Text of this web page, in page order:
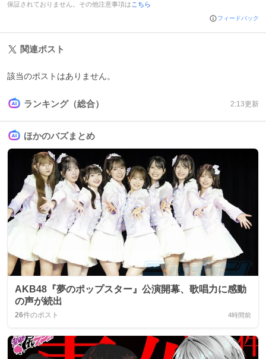
保証されておりません。その他注意事項は こちら
フィードバック
関連ポスト
該当のポストはありません。
ランキング（総合） 2:13更新
ほかのバズまとめ
AKB48『夢のポップスター』公演開幕、歌唱力に感動
の声が続出
26件のポスト 4時間前